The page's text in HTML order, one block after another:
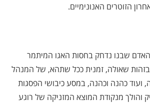
הזוטרים האנונימיים.
שבנו נדחק בחסות האגו המיתמר
שאולה, זמנית ככל שתהא, של המנהל
ועוד כהנה וכהנה, במסע כיבושי הפסגות
והולך מנקודת המוצא המזניקה של רוגע